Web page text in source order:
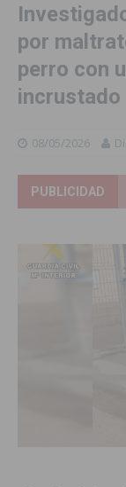
por
perro con
incrustado
08/05/2026
PUBLICIDAD